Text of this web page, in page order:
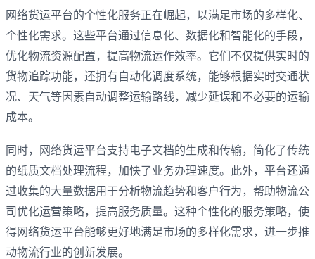
网络货运平台的个性化服务正在崛起，‌以满足市场的多样化、‌
个性化需求。‌这些平台通过信息化、‌数据化和智能化的手段，‌
优化物流资源配置，‌提高物流运作效率。‌‌它们不仅提供实时的
货物追踪功能，‌还拥有自动化调度系统，‌能够根据实时交通状
况、‌天气等因素自动调整运输路线，‌减少延误和不必要的运输
成本‌。‌
同时，‌网络货运平台支持电子文档的生成和传输，‌简化了传统
的纸质文档处理流程，‌加快了业务办理速度。‌此外，‌平台还通
过收集的大量数据用于分析物流趋势和客户行为，‌帮助物流公
司优化运营策略，‌提高服务质量。‌这种个性化的服务策略，‌使
得网络货运平台能够更好地满足市场的多样化需求，‌进一步推
动物流行业的创新发展。‌‌